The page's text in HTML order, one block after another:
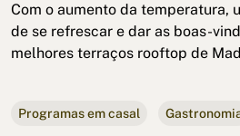
Com o aumento da temperatura,
de se refrescar e dar as boas-
melhores terraços rooftop de
Programas em casal